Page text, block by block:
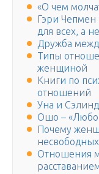
«О чем
Гэри Чепмен
для всех, а
Дружба
Типы
женщиной
Книги по
отношений
Уна и
Ошо –
Почему
Отношения